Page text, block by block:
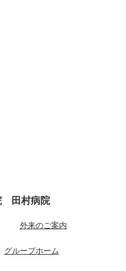
田村病院
外来のご案内
グループホーム